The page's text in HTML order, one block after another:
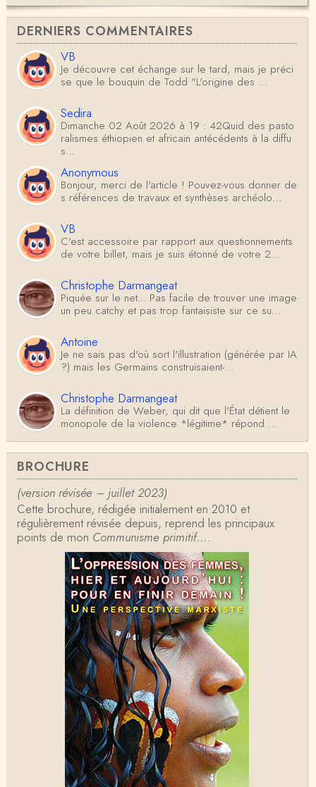
DERNIERS COMMENTAIRES
VB
Je découvre cet échange sur le tard, mais je préci
se que le bouquin de Todd "L'origine des …
Sedira
Dimanche 02 Août 2026 à 19 : 42Quid des pasto
ralismes éthiopien et africain antécédents à la diffu
s…
Anonymous
Bonjour, merci de l'article ! Pouvez-vous donner de
s références de travaux et synthèses archéolo…
VB
C'est accessoire par rapport aux questionnements
de votre billet, mais je suis étonné de votre 2…
Christophe Darmangeat
Piquée sur le net... Pas facile de trouver une image
un peu catchy et pas trop fantaisiste sur ce su…
Antoine
Je ne sais pas d'où sort l'illustration (générée par IA
?) mais les Germains construisaient-…
Christophe Darmangeat
La définition de Weber, qui dit que l'État détient le
monopole de la violence *légitime* répond …
Anonymous
Formidable et complexe sujet ; l'ancien professeur
d'histoire que je suis, Alsacien de surcr…
Tangui Przybylowski
Concernant Fustel de Coulanges, j'ai le souvenir
d'avoir lu, il y a près de 10 ans, un autre…
Jean-Paul Demoule
L'Etat ayant donc le monopole de la violence légiti
me, comment interpréter la situation états-un…
Christophe Darmangeat
Je ne sais pas quelle est la couleur de ma ceintur
e, mais je suis bien d'accord avec vous sur le…
Christophe Darmangeat
C'est en effet un bon livre, tout à fait recommandab
le.
ChristianP
J'ai vu aujourd'hui que l'historienne Michelle Zancari
ni-Fournel a elle aussi écrit un e…
BROCHURE
(version révisée – juillet 2023)
Cette brochure, rédigée initialement en 2010 et
régulièrement révisée depuis, reprend les principaux
points de mon Communisme primitif….